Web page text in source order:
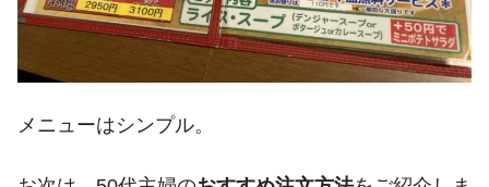
メニューはシンプル。